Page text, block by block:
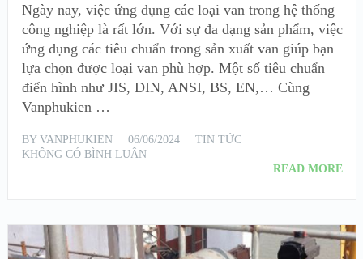
Ngày nay, việc ứng dụng các loại van trong hệ thống
công nghiệp là rất lớn. Với sự đa dạng sản phẩm, việc
ứng dụng các tiêu chuẩn trong sản xuất van giúp bạn
lựa chọn được loại van phù hợp. Một số tiêu chuẩn
điển hình như JIS, DIN, ANSI, BS, EN,… Cùng
Vanphukien …
BY VANPHUKIEN 06/06/2024
TIN TỨC
KHÔNG CÓ BÌNH LUẬN
READ MORE